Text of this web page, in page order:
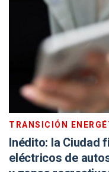
TRANSICIÓN
Inédito: la Ciudad
eléctricos de